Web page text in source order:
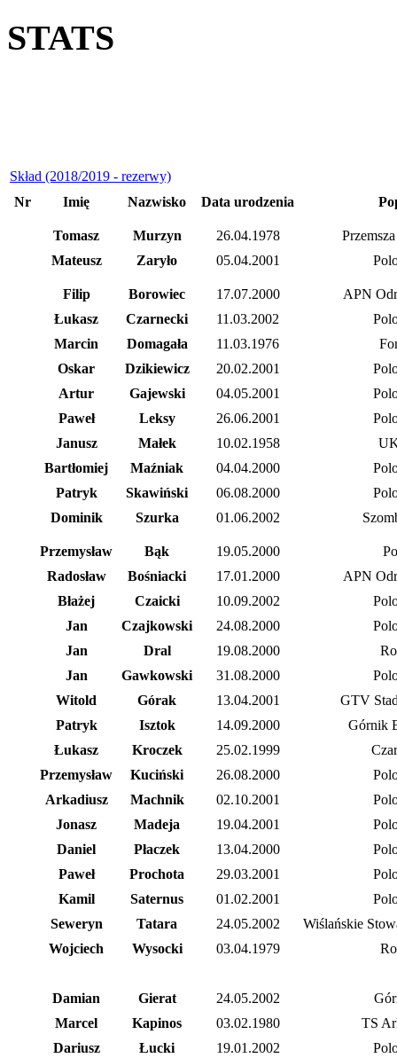
STATS
Skład (2018/2019 - rezerwy)
Nr
Imię Nazwisko Data urodzenia
Tomasz Murzyn 26.04.1978
Mateusz
Zaryło 05.04.2001
Filip Borowiec 17.07.2000
APN
Łukasz
Czarnecki 11.03.2002
Marcin
Domagała 11.03.1976
Oskar
Dzikiewicz 20.02.2001
Artur
Gajewski 04.05.2001
Paweł
Leksy 26.06.2001
Janusz
Małek 10.02.1958
Bartłomiej
Maźniak 04.04.2000
Patryk
Skawiński 06.08.2000
Dominik
Szurka 01.06.2002
Przemysław Bąk 19.05.2000
Radosław
Bośniacki 17.01.2000
APN
Błażej
Czaicki 10.09.2002
Jan
Czajkowski 24.08.2000
Jan
Dral 19.08.2000
Jan
Gawkowski 31.08.2000
Witold
Górak 13.04.2001
GTV
Patryk
Isztok 14.09.2000
Górnik
Łukasz
Kroczek 25.02.1999
Przemysław
Kuciński 26.08.2000
Arkadiusz
Machnik 02.10.2001
Jonasz
Madeja 19.04.2001
Daniel
Płaczek 13.04.2000
Paweł
Prochota 29.03.2001
Kamil
Saternus 01.02.2001
Seweryn
Tatara 24.05.2002
Wiślańskie
Wojciech
Wysocki 03.04.1979
Damian Gierat 24.05.2002
Marcel
Kapinos 03.02.1980
TS
Dariusz
Łucki 19.01.2002